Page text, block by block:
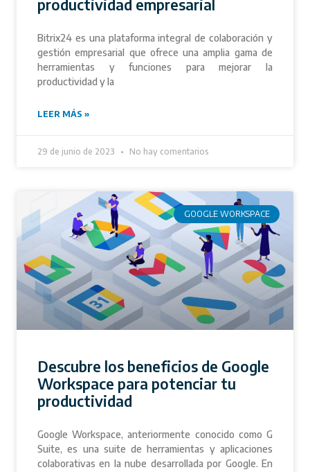
productividad empresarial
Bitrix24 es una plataforma integral de colaboración y
gestión empresarial que ofrece una amplia gama de
herramientas y funciones para mejorar la
productividad y la
LEER MÁS »
29 de junio de 2023 No hay comentarios
GOOGLE WORKSPACE
Descubre los beneficios de Google
Workspace para potenciar tu
productividad
Google Workspace, anteriormente conocido como G
Suite, es una suite de herramientas y aplicaciones
colaborativas en la nube desarrollada por Google. En